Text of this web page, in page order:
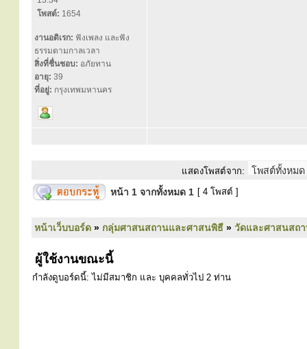
โพสต์: 1654
งานอดิเรก: ฟังเพลง และฟัง
ธรรมตามกาลเวลา
สิ่งที่ชื่นชอบ: อภัยทาน
อายุ: 39
ที่อยู่: กรุงเทพมหานคร
แสดงโพสต์จาก:
หน้า 1 จากทั้งหมด 1 [ 4 โพสต์ ]
หน้าเว็บบอร์ด » กลุ่มศาสนสถานและศาสนพิธี » วัดและศาสนสถ
ผู้ใช้งานขณะนี้
กำลังดูบอร์ดนี้: ไม่มีสมาชิก และ บุคคลทั่วไป 2 ท่าน